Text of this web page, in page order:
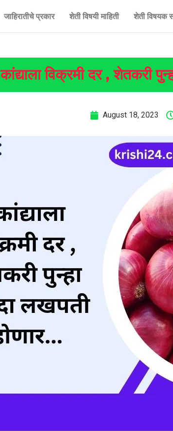
जाहिरातीचे प्रकार शेती विषयी माहिती शेती विषयक
कांद्याला विक्रमी दर , शेतकरी
August 18, 2023